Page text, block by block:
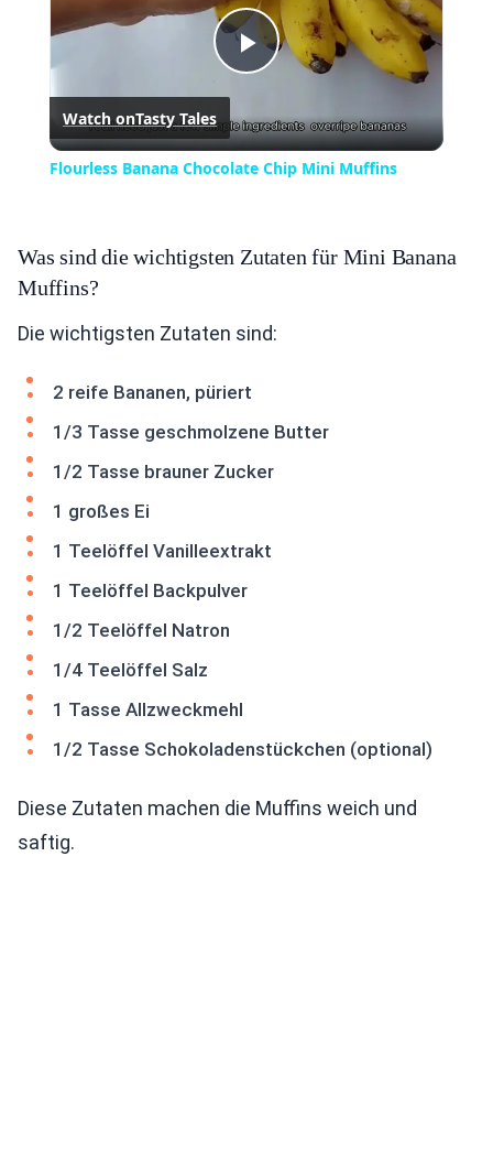
Play
Video
Watch onTasty Tales
Flourless Banana Chocolate Chip Mini Muffins
Was sind die wichtigsten Zutaten für Mini Banana
Muffins?
Die wichtigsten Zutaten sind:
2 reife Bananen, püriert
1/3 Tasse geschmolzene Butter
1/2 Tasse brauner Zucker
1 großes Ei
1 Teelöffel Vanilleextrakt
1 Teelöffel Backpulver
1/2 Teelöffel Natron
1/4 Teelöffel Salz
1 Tasse Allzweckmehl
1/2 Tasse Schokoladenstückchen (optional)
Diese Zutaten machen die Muffins weich und
saftig.